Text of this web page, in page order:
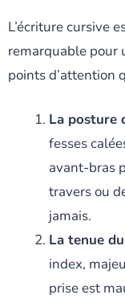
L’écriture cursive
remarquable pour
points d’attention
La posture
fesses
avant-bras
travers ou
jamais.
La tenue
index,
prise est